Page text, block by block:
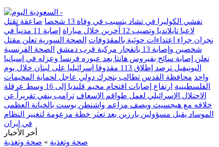
تفشي الكوليرا في تشاد يتسبب في وفاة 13 شخصا
صاعقة تقتل
لاعبا تايلانديا وتصيب 12 آخرين خلال مباراة
إصابة 11 مدنياً في
نجران جراء اعتداءات حوثية بالمقذوفات الصحة السورية تعلن مقتل
شخصين وإصابة 13 بانفجار مركبة قرب دمشق
الصحة الفرنسية
تعلن إصابة سائح بفيروس هانتا بعد عبوره فرنسا وعزله في إسبانيا
اليونيفيل ترصد إطلاق 113 مقذوفا إسرائيليا على لبنان خلال يوم
واحد محافظة القدس تطالب بتحرك دولي عاجل لحماية المخيمات
الفلسطينية
ارتفاع إصابات اقتحام مخيم قلنديا إلى 16 وسط عرقلة
الاحتلال الإسرائيلي لعمل طواقم الإسعاف ترامب ينفي تقريراً عن
خلافه مع هيجسيث ويصف مزاعم واشنطن بوست بالخيانة العظمى
الموساد يقيل مسؤولين بارزين بعد تعثر خطة مزعومة لتغيير النظام
في إيران
أخر الأخبار
صحة وتغذية » صحة وتغذية